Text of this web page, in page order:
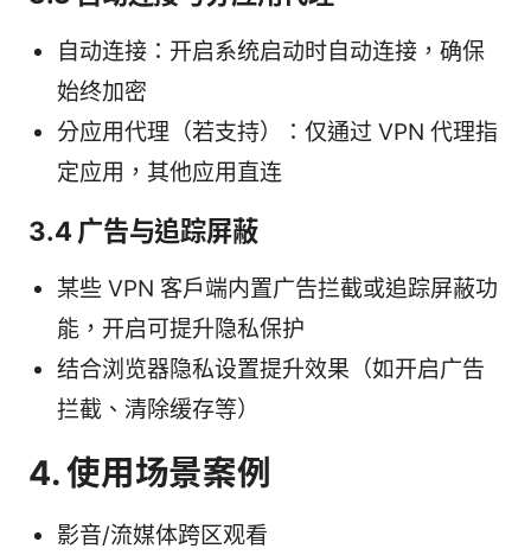
自动连接：开启系统启动时自动连接，确保
始终加密
分应用代理（若支持）：仅通过 VPN 代理指
定应用，其他应用直连
3.4 广告与追踪屏蔽
某些 VPN 客户端内置广告拦截或追踪屏蔽功
能，开启可提升隐私保护
结合浏览器隐私设置提升效果（如开启广告
拦截、清除缓存等）
4. 使用场景案例
影音/流媒体跨区观看